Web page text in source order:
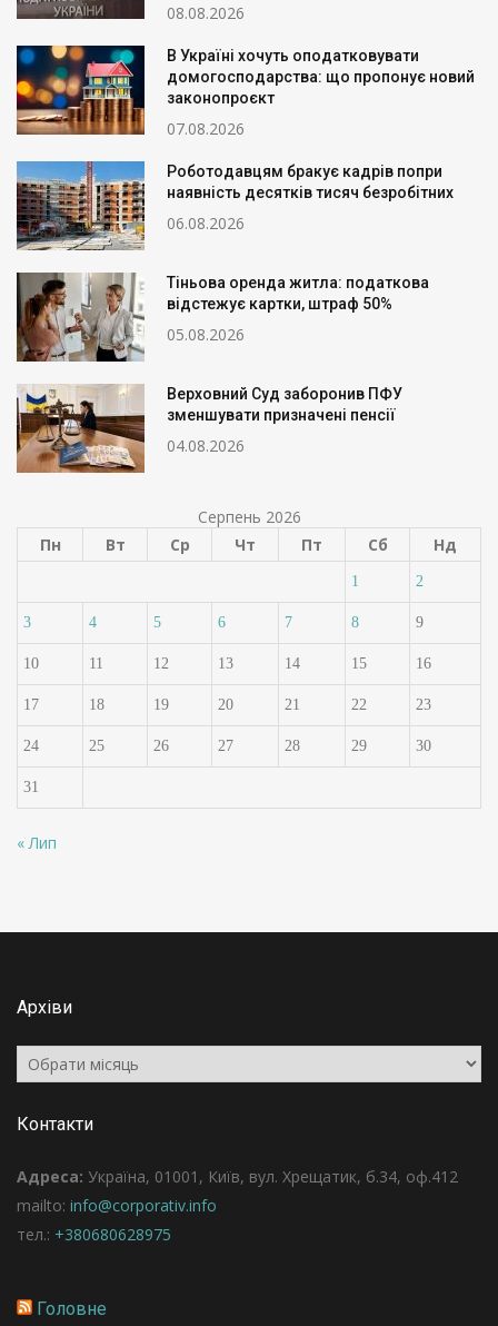
08.08.2026
В Україні хочуть оподатковувати
домогосподарства: що пропонує новий
законопроєкт
07.08.2026
Роботодавцям бракує кадрів попри
наявність десятків тисяч безробітних
06.08.2026
Тіньова оренда житла: податкова
відстежує картки, штраф 50%
05.08.2026
Верховний Суд заборонив ПФУ
зменшувати призначені пенсії
04.08.2026
Серпень 2026
Пн
Вт Ср Чт Пт Сб Нд
1 2
3 4 5 6 7 8 9
10 11 12 13 14 15 16
17 18 19 20 21 22 23
24 25 26 27 28 29 30
31
« Лип
Архіви
Архіви
Контакти
Адреса: Україна, 01001, Київ, вул. Хрещатик, б.34, оф.412
mailto: info@corporativ.info
тел.: +380680628975
Головне